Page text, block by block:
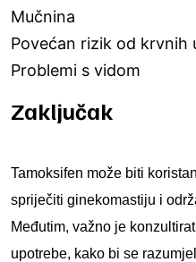
Mučnina
Povećan rizik od krvnih
Problemi s vidom
Zaključak
Tamoksifen može biti
spriječiti ginekomastiju i
Međutim, važno je
upotrebe, kako bi se